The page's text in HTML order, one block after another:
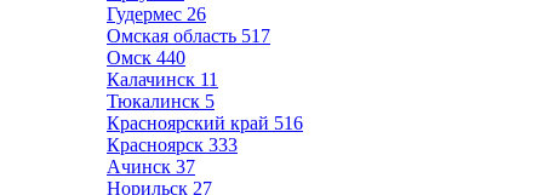
Гудермес 26
Омская область 517
Омск 440
Калачинск 11
Тюкалинск 5
Красноярский край 516
Красноярск 333
Ачинск 37
Норильск 27